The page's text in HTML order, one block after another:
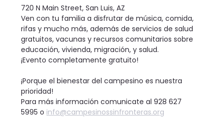
720 N Main Street, San Luis, AZ
Ven con tu familia a disfrutar de música, comida,
rifas y mucho más, además de servicios de salud
gratuitos, vacunas y recursos comunitarios sobre
educación, vivienda, migración, y salud.
¡Evento completamente gratuito!
¡Porque el bienestar del campesino es nuestra
prioridad!
Para más información comunicate al 928 627
5995 o info@campesinossinfronteras.org